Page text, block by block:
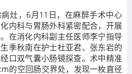
灶，6月11日，在麻醉手术中心
内科与胃肠外科紧密配合，开展
在消化内科副主任医师李宁指导
季秋南在护士杜亚君、张东岩的
口双气囊小肠镜探查。术中精准
的空回肠交界处，发现一枚直径